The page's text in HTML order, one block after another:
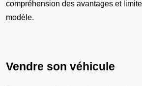
compréhension des avantages et
modèle.
Vendre son véhicule